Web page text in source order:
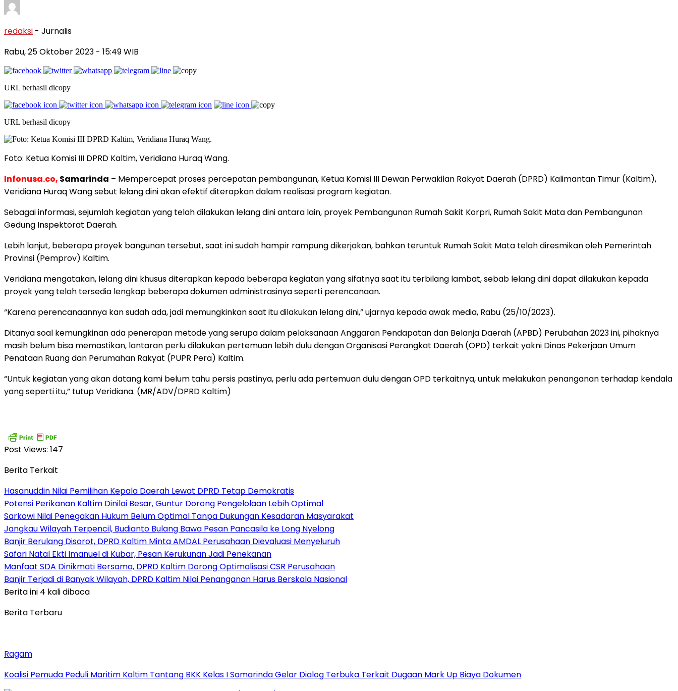
redaksi - Jurnalis
Rabu, 25 Oktober 2023 - 15:49 WIB
URL berhasil dicopy
URL berhasil dicopy
Foto: Ketua Komisi III DPRD Kaltim, Veridiana Huraq Wang.
Infonusa.co, Samarinda – Mempercepat proses percepatan pembangunan, Ketua Komisi III Dewan Perwakilan Rakyat Daerah (DPRD) Kalimantan Timur (Kaltim),
Veridiana Huraq Wang sebut lelang dini akan efektif diterapkan dalam realisasi program kegiatan.
Sebagai informasi, sejumlah kegiatan yang telah dilakukan lelang dini antara lain, proyek Pembangunan Rumah Sakit Korpri, Rumah Sakit Mata dan Pembangunan
Gedung Inspektorat Daerah.
Lebih lanjut, beberapa proyek bangunan tersebut, saat ini sudah hampir rampung dikerjakan, bahkan teruntuk Rumah Sakit Mata telah diresmikan oleh Pemerintah
Provinsi (Pemprov) Kaltim.
Veridiana mengatakan, lelang dini khusus diterapkan kepada beberapa kegiatan yang sifatnya saat itu terbilang lambat, sebab lelang dini dapat dilakukan kepada
proyek yang telah tersedia lengkap beberapa dokumen administrasinya seperti perencanaan.
“Karena perencanaannya kan sudah ada, jadi memungkinkan saat itu dilakukan lelang dini,” ujarnya kepada awak media, Rabu (25/10/2023).
Ditanya soal kemungkinan ada penerapan metode yang serupa dalam pelaksanaan Anggaran Pendapatan dan Belanja Daerah (APBD) Perubahan 2023 ini, pihaknya
masih belum bisa memastikan, lantaran perlu dilakukan pertemuan lebih dulu dengan Organisasi Perangkat Daerah (OPD) terkait yakni Dinas Pekerjaan Umum
Penataan Ruang dan Perumahan Rakyat (PUPR Pera) Kaltim.
“Untuk kegiatan yang akan datang kami belum tahu persis pastinya, perlu ada pertemuan dulu dengan OPD terkaitnya, untuk melakukan penanganan terhadap kendala
yang seperti itu,” tutup Veridiana. (MR/ADV/DPRD Kaltim)
Post Views: 147
Berita Terkait
Hasanuddin Nilai Pemilihan Kepala Daerah Lewat DPRD Tetap Demokratis
Potensi Perikanan Kaltim Dinilai Besar, Guntur Dorong Pengelolaan Lebih Optimal
Sarkowi Nilai Penegakan Hukum Belum Optimal Tanpa Dukungan Kesadaran Masyarakat
Jangkau Wilayah Terpencil, Budianto Bulang Bawa Pesan Pancasila ke Long Nyelong
Banjir Berulang Disorot, DPRD Kaltim Minta AMDAL Perusahaan Dievaluasi Menyeluruh
Safari Natal Ekti Imanuel di Kubar, Pesan Kerukunan Jadi Penekanan
Manfaat SDA Dinikmati Bersama, DPRD Kaltim Dorong Optimalisasi CSR Perusahaan
Banjir Terjadi di Banyak Wilayah, DPRD Kaltim Nilai Penanganan Harus Berskala Nasional
Berita ini 4 kali dibaca
Berita Terbaru
Ragam
Koalisi Pemuda Peduli Maritim Kaltim Tantang BKK Kelas I Samarinda Gelar Dialog Terbuka Terkait Dugaan Mark Up Biaya Dokumen